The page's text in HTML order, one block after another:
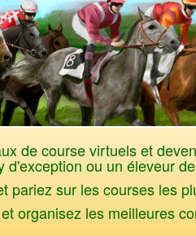
de course virtuels et
ou un éleveur
pariez sur les courses les
organisez les meilleures